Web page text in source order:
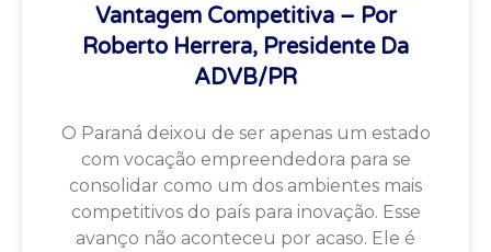
Vantagem Competitiva – Por
Roberto Herrera, Presidente Da
ADVB/PR
O Paraná deixou de ser apenas um estado
com vocação empreendedora para se
consolidar como um dos ambientes mais
competitivos do país para inovação. Esse
avanço não aconteceu por acaso. Ele é